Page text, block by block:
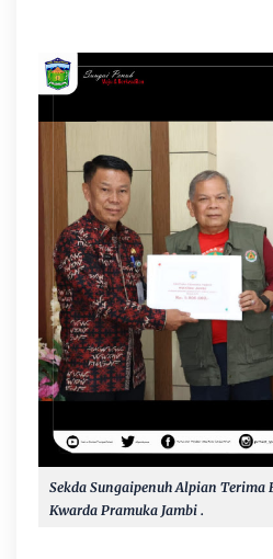
Sekda Sungaipenuh Alpian
Kwarda Pramuka Jambi .